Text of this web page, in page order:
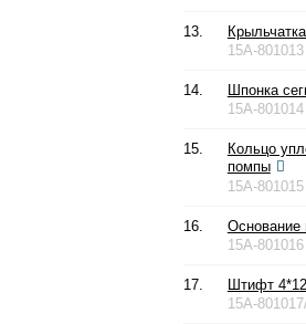
13.
15A-801013
14.
Шпонка
15A-801014
15.
Кольцо
помпы
15A-801015
16.
Основание
15A-801016
17.
Штифт
15A-